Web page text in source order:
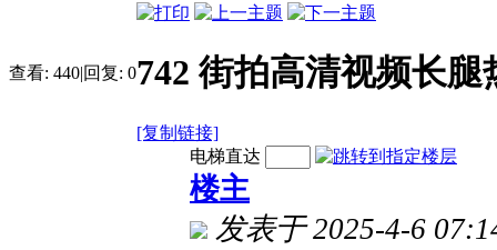
查看: 440|回复: 0742 街拍高清视频长腿
[复制链接]
电梯直达
楼主
发表于 2025-4-6